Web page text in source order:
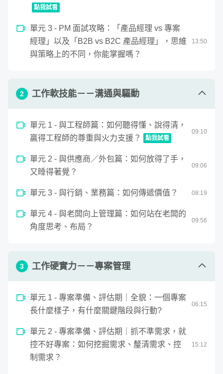
成功企業的創辦人就是公司的大 PM（例如 Apple 的 Steve
Jobs、騰訊的馬化騰），也是因為產品經理的關鍵能力：
瞭解需求的能力、把事情搞定／把產品做出來的執行力，還
甚至說
學會產品經理的三項關鍵能力，能讓你在職場上－－
1. 精準掌握老闆以及客戶的需求，並進一步「控制各方的期
2. 把專案的掌握度還給自己，不再被各方需求拖著走，只有苦
勞，沒有功勞
產品經理這個角色，在職場上可以有什麼好處呢？請看：
品經理職涯，給我的三個禮物
可以偉大如賈伯斯，創造改變所有人生活模式的產品，可以
初階到出社會就能從所謂「雜事」幹起，也能複雜到跨國經
營、運籌帷幄
。在這門課，我想讓大家知道：
💡！
其實，思維轉換加上有系統的學習方法，你也可以快速成為有
sense的PM 🙌🏻！
點我試看
PM的未來－－ PM的職涯有什麼可能？有人說PM是CEO
seconds
minutes,
單元 3 - PM 面試攻略：「產品經理 vs 專案
經理」以及「B2B vs B2C 產品經理」，思維
與策略上的不同，你能掌握嗎？
13:50
2 工作軟技能－－溝通與驅動
單元 1 - 與工程師篇：如何聽得懂、說得清，
贏得工程師的尊重與火力支援？
點我試看
09:10
與工程師篇：如何聽得懂、說得清，贏得工程師的尊重與
seconds單元 2 - 與供應商／外包篇：如何放得了手，
又睡得著覺？
09:06
單元 3 - 與行銷、業務篇：如何傳遞價值？ 08:19
單元 4 - 與老闆向上管理篇：如何站在老闆的
角度思考、布局？
09:56
3 工作硬實力－－專案管理
單元 1 - 專案準備、評估期｜全貌：一個專案
長什麼樣子，有什麼關鍵階段與行動?
06:15
單元 2 - 專案準備、評估期｜抓不準需求，就
控不好專案：如何挖掘需求、釐清需求、控
制需求？
15:12